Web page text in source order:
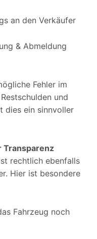
an den Verkäufer
& Abmeldung
Fehler im
und
dies ein sinnvoller
Transparenz
rechtlich ebenfalls
Hier ist besondere
Fahrzeug noch